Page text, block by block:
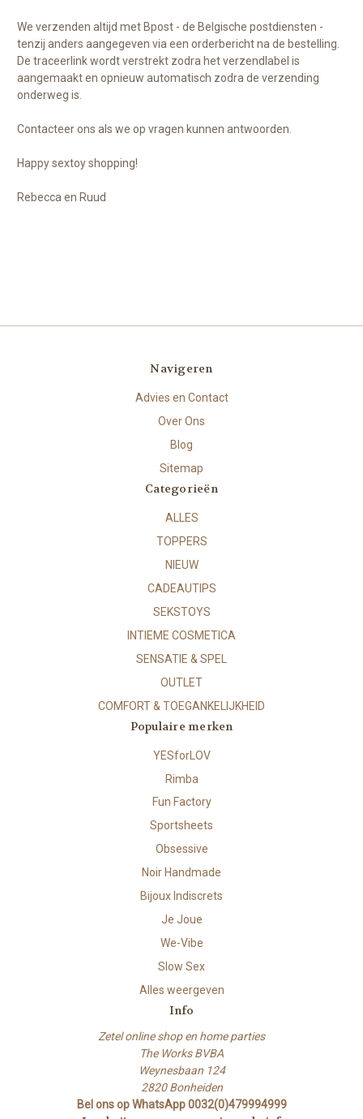
We verzenden altijd met Bpost - de Belgische postdiensten -
tenzij anders aangegeven via een orderbericht na de bestelling.
De traceerlink wordt verstrekt zodra het verzendlabel is
aangemaakt en opnieuw automatisch zodra de verzending
onderweg is.
Contacteer ons als we op vragen kunnen antwoorden.
Happy sextoy shopping!
Rebecca en Ruud
Navigeren
Advies en Contact
Over Ons
Blog
Sitemap
Categorieën
ALLES
TOPPERS
NIEUW
CADEAUTIPS
SEKSTOYS
INTIEME COSMETICA
SENSATIE & SPEL
OUTLET
COMFORT & TOEGANKELIJKHEID
Populaire merken
YESforLOV
Rimba
Fun Factory
Sportsheets
Obsessive
Noir Handmade
Bijoux Indiscrets
Je Joue
We-Vibe
Slow Sex
Alles weergeven
Info
Zetel online shop en home parties
The Works BVBA
Weynesbaan 124
2820 Bonheiden
Bel ons op WhatsApp 0032(0)479994999